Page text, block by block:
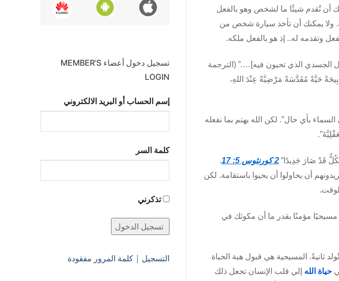
أن تُقدم شيئًا ما لشخص وهو بالفعل
ولا يمكنك أن تأخذ سيارة شخص من
وتقدمه له.. إذ هو بالفعل ملكه.
الجسدي الذي تحيون فيه]….” (الترجمة
حَيَّةً مُقَدَّسَةً مَرْضِيَّةً عِنْدَ اللهِ،
بأي حال”. لكن الله يهتم بما نفعله
قَدْ صَارَ جَدِيدًا” 2 كورنثوس 5: 17
.
أن يحاولوا أن يحيوا باستقامة. لكن
مسيحيًا مؤمنًا بقدر ما أن مكوثك في
ثانيةً. المسيحية هي قبول هبة الحياة
حياة الله إلي قلب الإنسان تجعل ذلك
تسجيل دخول أعضاء MEMBER’S
LOGIN
إسم الحساب أو البريد الالكتروني
كلمة السر
تذكرني
التسجيل | كلمة المرور مفقودة